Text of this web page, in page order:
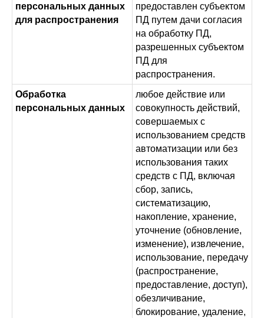
персональных данных
для распространения
предоставлен субъектом
ПД путем дачи согласия
на обработку ПД,
разрешенных субъектом
ПД для
распространения.
Обработка
персональных данных
любое действие или
совокупность действий,
совершаемых с
использованием средств
автоматизации или без
использования таких
средств с ПД, включая
сбор, запись,
систематизацию,
накопление, хранение,
уточнение (обновление,
изменение), извлечение,
использование, передачу
(распространение,
предоставление, доступ),
обезличивание,
блокирование, удаление,